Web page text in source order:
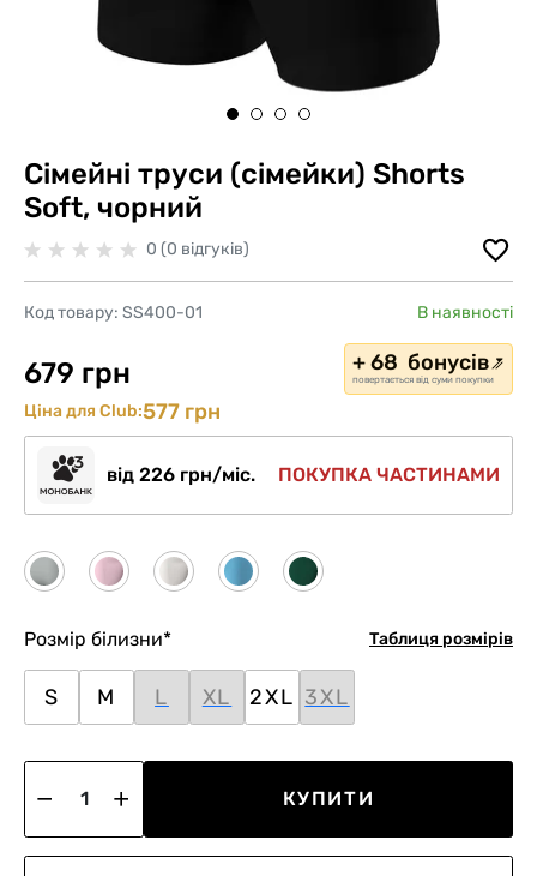
Сімейні труси (сімейки) Shorts
Soft, чорний
0 (0 відгуків)
Код товару: SS400-01 В наявності
679 грн + 68 бонусів
повертається від суми покупки
Ціна для Club:577 грн
від 226 грн/міс. ПОКУПКА ЧАСТИНАМИ
Таблиця розмірів
Розмір білизни*
S M L XL 2XL 3XL
КУПИТИ